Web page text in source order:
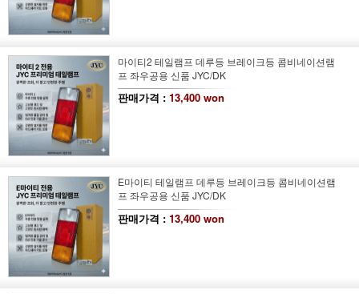
마이티2 테일램프 데루등 브레이크등 콤비네이션램
프 좌우공용 신품 JYC/DK
판매가격 : 13,400 won
E마이티 테일램프 데루등 브레이크등 콤비네이션램
프 좌우공용 신품 JYC/DK
판매가격 : 13,400 won